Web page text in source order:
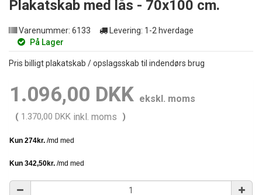
Plakatskab med lås - 70x100 cm.
Varenummer: 6133 Levering: 1-2 hverdage
På Lager
Pris billigt plakatskab / opslagsskab til indendørs brug
1.096,00 DKK ekskl. moms
( 1.370,00 DKK inkl. moms )